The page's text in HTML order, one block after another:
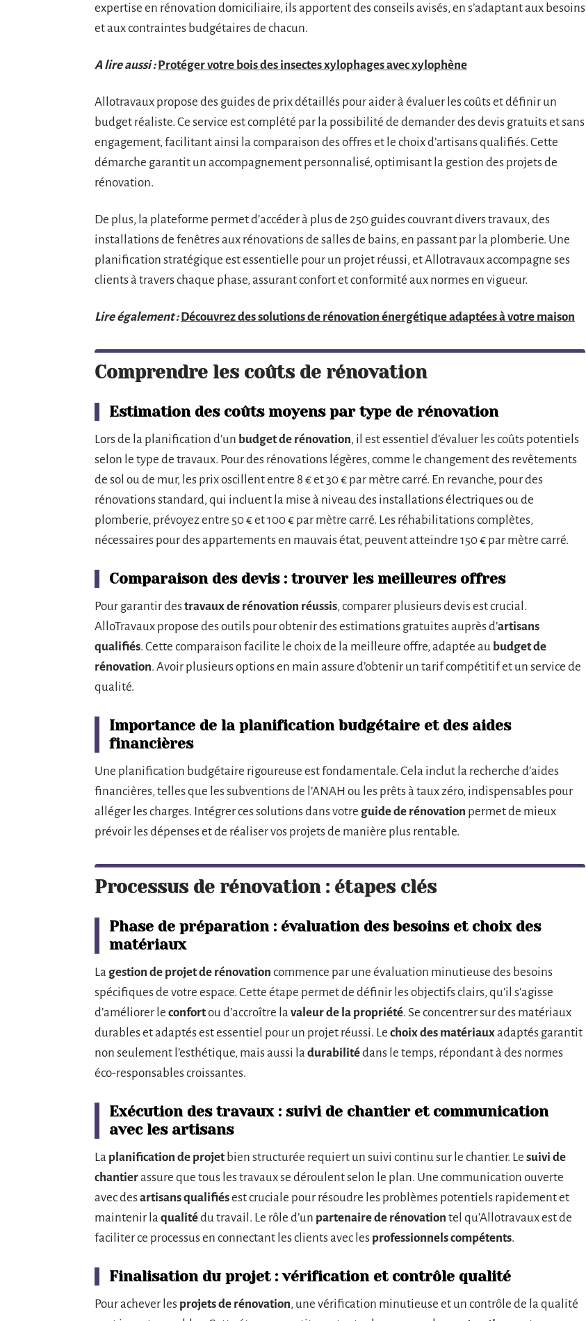
expertise en rénovation domiciliaire, ils apportent des conseils avisés, en s’adaptant aux besoins
et aux contraintes budgétaires de chacun.
A lire aussi : Protéger votre bois des insectes xylophages avec xylophène
Allotravaux propose des guides de prix détaillés pour aider à évaluer les coûts et définir un
budget réaliste. Ce service est complété par la possibilité de demander des devis gratuits et sans
engagement, facilitant ainsi la comparaison des offres et le choix d’artisans qualifiés. Cette
démarche garantit un accompagnement personnalisé, optimisant la gestion des projets de
rénovation.
De plus, la plateforme permet d’accéder à plus de 250 guides couvrant divers travaux, des
installations de fenêtres aux rénovations de salles de bains, en passant par la plomberie. Une
planification stratégique est essentielle pour un projet réussi, et Allotravaux accompagne ses
clients à travers chaque phase, assurant confort et conformité aux normes en vigueur.
Lire également : Découvrez des solutions de rénovation énergétique adaptées à votre maison
Comprendre les coûts de rénovation
Estimation des coûts moyens par type de rénovation
Lors de la planification d’un budget de rénovation, il est essentiel d’évaluer les coûts potentiels
selon le type de travaux. Pour des rénovations légères, comme le changement des revêtements
de sol ou de mur, les prix oscillent entre 8 € et 30 € par mètre carré. En revanche, pour des
rénovations standard, qui incluent la mise à niveau des installations électriques ou de
plomberie, prévoyez entre 50 € et 100 € par mètre carré. Les réhabilitations complètes,
nécessaires pour des appartements en mauvais état, peuvent atteindre 150 € par mètre carré.
Comparaison des devis : trouver les meilleures offres
Pour garantir destravaux de rénovation réussis, comparer plusieurs devis est crucial.
AlloTravaux propose des outils pour obtenir des estimations gratuites auprès d’artisans
qualifiés. Cette comparaison facilite le choix de la meilleure offre, adaptée au budget de
rénovation. Avoir plusieurs options en main assure d’obtenir un tarif compétitif et un service de
qualité.
Importance de la planification budgétaire et des aides
financières
Une planification budgétaire rigoureuse est fondamentale. Cela inclut la recherche d’aides
financières, telles que les subventions de l’ANAH ou les prêts à taux zéro, indispensables pour
alléger les charges. Intégrer ces solutions dans votre guide de rénovation permet de mieux
prévoir les dépenses et de réaliser vos projets de manière plus rentable.
Processus de rénovation : étapes clés
Phase de préparation : évaluation des besoins et choix des
matériaux
La gestion de projet de rénovation commence par une évaluation minutieuse des besoins
spécifiques de votre espace. Cette étape permet de définir les objectifs clairs, qu’il s’agisse
d’améliorer le confortou d’accroître la valeur de la propriété. Se concentrer sur des matériaux
durables et adaptés est essentiel pour un projet réussi. Le choix des matériauxadaptés garantit
non seulement l’esthétique, mais aussi la durabilitédans le temps, répondant à des normes
éco-responsables croissantes.
Exécution des travaux : suivi de chantier et communication
avec les artisans
La planification de projetbien structurée requiert un suivi continu sur le chantier. Le suivi de
chantierassure que tous les travaux se déroulent selon le plan. Une communication ouverte
avec desartisans qualifiésest cruciale pour résoudre les problèmes potentiels rapidement et
maintenir la qualitédu travail. Le rôle d’un partenaire de rénovation tel qu’Allotravaux est de
faciliter ce processus en connectant les clients avec les professionnels compétents.
Finalisation du projet : vérification et contrôle qualité
Pour achever les projets de rénovation, une vérification minutieuse et un contrôle de la qualité